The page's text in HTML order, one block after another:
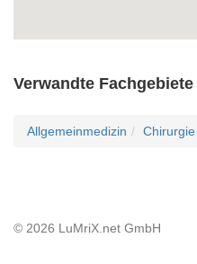
Verwandte Fachgebiete
Allgemeinmedizin Chirurgie
© 2026 LuMriX.net GmbH